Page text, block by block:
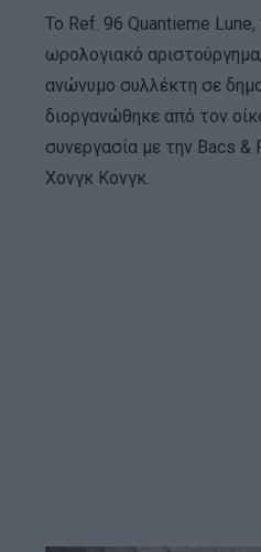
Το Ref. 96 Quantieme Lune,
ωρολογιακό
ανώνυμο συλλέκτη σε
διοργανώθηκε από τον
συνεργασία με την Bacs &
Χονγκ Κονγκ.